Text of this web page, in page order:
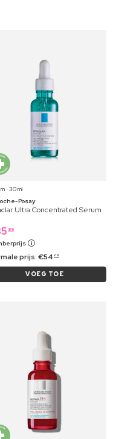
⋅ 30 ml
Posay
Ultra Concentrated Serum
89
prijs:€54 29
VOEG TOE